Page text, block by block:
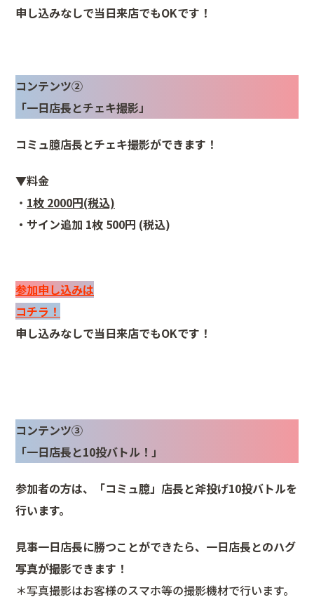
申し込みなしで当日来店でもOKです！
コンテンツ②
「一日店長とチェキ撮影」
コミュ臆店長とチェキ撮影ができます！
▼料金
・ 1枚 2000円(税込)
・サイン追加 1枚 500円 (税込)
参加申し込みは
コチラ！
申し込みなしで当日来店でもOKです！
コンテンツ③
「一日店長と10投バトル！」
参加者の方は、「コミュ臆」 店長と斧投げ10投バトルを
行います。
見事一日店長に勝つことができたら、一日店長とのハグ
写真が撮影できます！
＊写真撮影はお客様のスマホ等の撮影機材で行います。